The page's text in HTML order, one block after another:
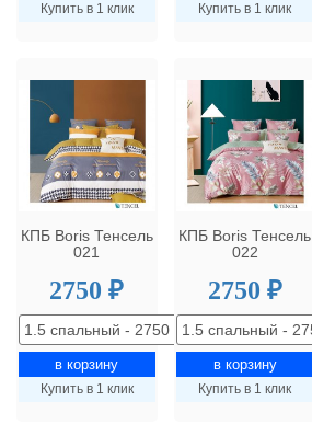
Купить в 1 клик Купить в 1 клик
КПБ Boris Тенсель
021
2750 ₽
Купить в 1 клик
КПБ Boris Тенсель
022
2750 ₽
Купить в 1 клик